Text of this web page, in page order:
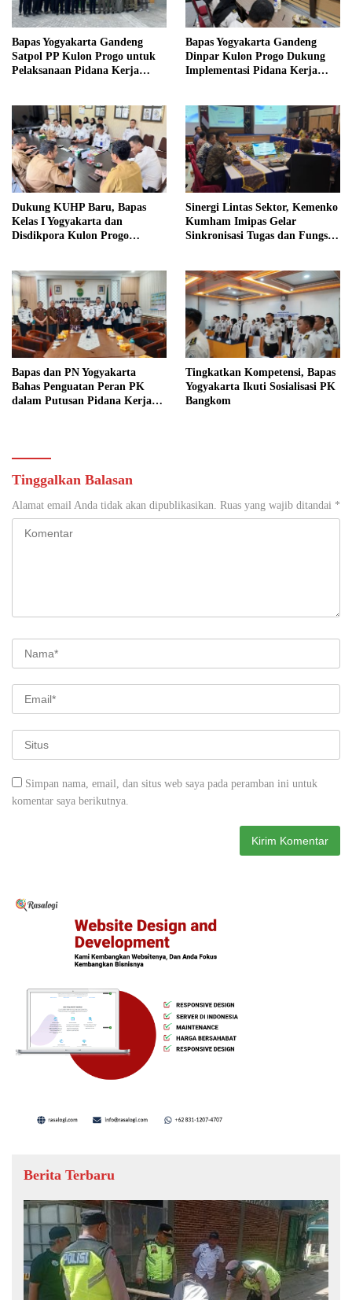
Bapas Yogyakarta Gandeng
Satpol PP Kulon Progo untuk
Pelaksanaan Pidana Kerja
Bapas Yogyakarta Gandeng
Dinpar Kulon Progo Dukung
Implementasi Pidana Kerja
Dukung KUHP Baru, Bapas
Kelas I Yogyakarta dan
Disdikpora Kulon Progo
Sinergi Lintas Sektor, Kemenko
Kumham Imipas Gelar
Sinkronisasi Tugas dan Fungsi
Bapas dan PN Yogyakarta
Bahas Penguatan Peran PK
dalam Putusan Pidana Kerja
Tingkatkan Kompetensi, Bapas
Yogyakarta Ikuti Sosialisasi PK
Bangkom
Tinggalkan Balasan
Alamat email Anda tidak akan dipublikasikan. Ruas yang wajib ditandai *
Simpan nama, email, dan situs web saya pada peramban ini untuk
komentar saya berikutnya.
Berita Terbaru